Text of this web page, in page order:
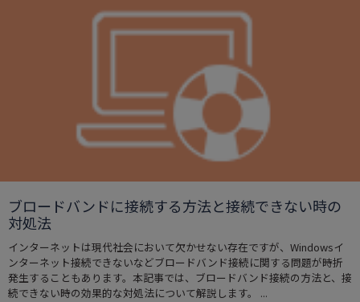
ブロードバンドに接続する方法と接続できない時の
対処法
インターネットは現代社会において欠かせない存在ですが、Windowsイ
ンターネット接続できないなどブロードバンド接続に関する問題が時折
発生することもあります。本記事では、ブロードバンド接続の方法と、接
続できない時の効果的な対処法について解説します。 ...